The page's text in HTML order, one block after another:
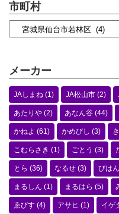
市町村
メーカー
JAしまね (1) JA松山市 (2)
あたりや (2) あなん谷 (44)
かねよ (61) かめびし (3)
こむらさき (1) ごとう (3)
とら (36) なるせ (3) びはん
まるしん (1) まるはら (5)
ゑびす (4) アサヒ (1) イゲ